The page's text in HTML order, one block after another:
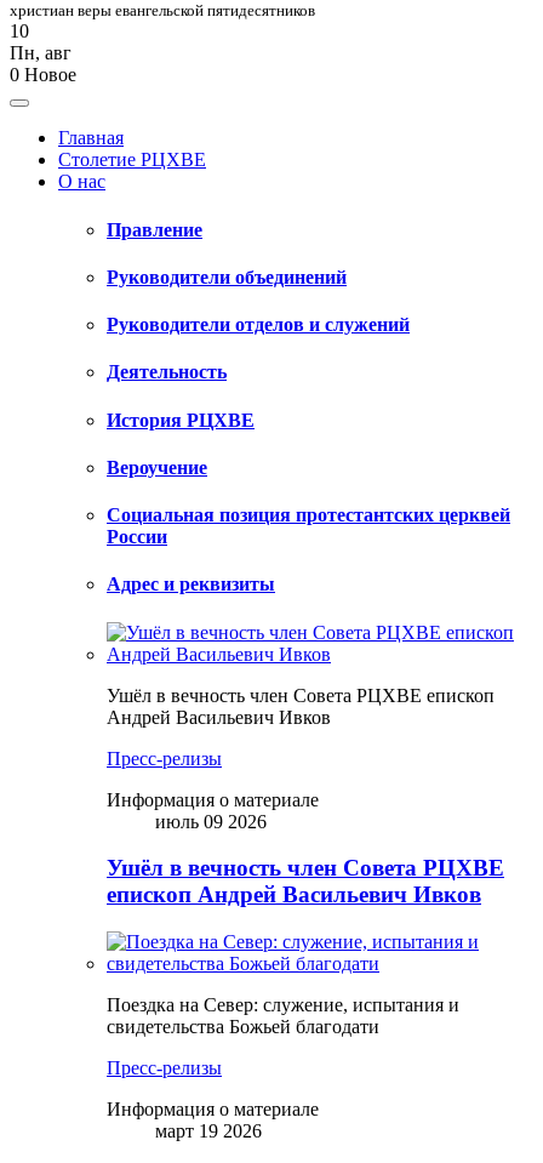
христиан веры евангельской пятидесятников
10
Пн, авг
0 Новое
Главная
Столетие РЦХВЕ
О нас
Правление
Руководители объединений
Руководители отделов и служений
Деятельность
История РЦХВЕ
Вероучение
Социальная позиция протестантских церквей
России
Адрес и реквизиты
Ушёл в вечность член Совета РЦХВЕ епископ
Андрей Васильевич Ивков
Пресс-релизы
Информация о материале
июль 09 2026
Ушёл в вечность член Совета РЦХВЕ
епископ Андрей Васильевич Ивков
Поездка на Север: служение, испытания и
свидетельства Божьей благодати
Пресс-релизы
Информация о материале
март 19 2026